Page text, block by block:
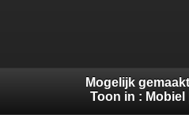
Mogelijk
Toon in : Mobiel